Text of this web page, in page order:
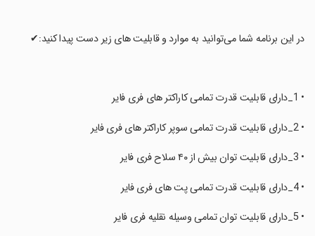
‏در این برنامه شما می‌توانید به موارد و قابلیت های زیر دست پیدا کنید:✔
‏• 1_دارای قابلیت قدرت تمامی کاراکتر های فری فایر
‏• 2_دارای قابلیت قدرت تمامی سوپر کاراکتر های فری فایر
‏• 3_دارای قابلیت توان بیش از ۴۰ سلاح فری فایر
‏• 4_دارای قابلیت قدرت تمامی پت های فری فایر
‏• 5_دارای قابلیت توان تمامی وسیله نقلیه فری فایر